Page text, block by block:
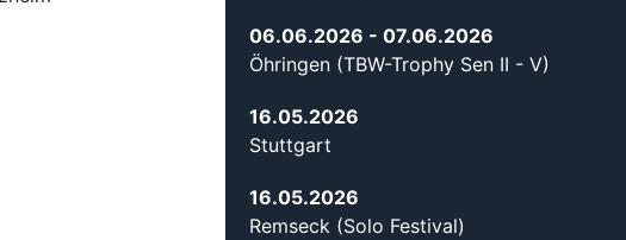
06.06.2026 - 07.06.2026
Öhringen (TBW-Trophy Sen II - V)
16.05.2026
Stuttgart
16.05.2026
Remseck (Solo Festival)